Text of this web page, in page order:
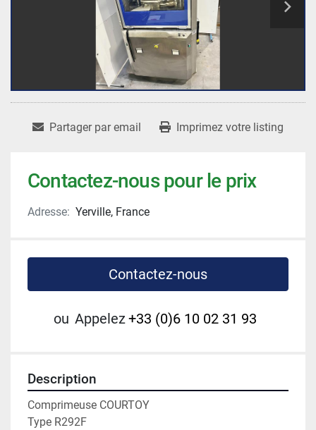
Partager par email Imprimez votre listing
Contactez-nous pour le prix
Adresse: Yerville, France
Contactez-nous
ou Appelez+33 (0)6 10 02 31 93
Description
Comprimeuse COURTOY
Type R292F